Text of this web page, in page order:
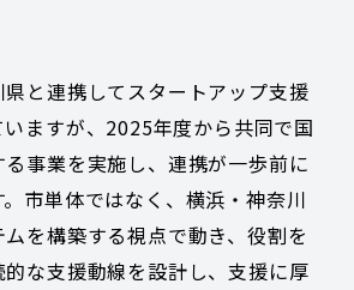
と連携してスタートアップ支援
ますが、2025年度から共同で国
事業を実施し、連携が一歩前に
市単体ではなく、横浜・神奈川
を構築する視点で動き、役割を
な支援動線を設計し、支援に厚